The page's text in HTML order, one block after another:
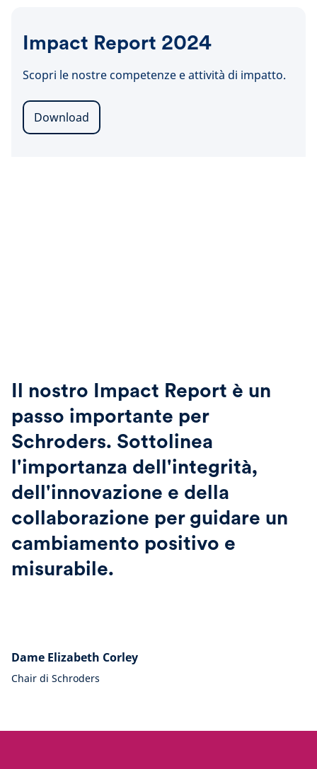
Impact Report 2024
Scopri le nostre competenze e attività di impatto.
Download
Il nostro Impact Report è un
passo importante per
Schroders. Sottolinea
l'importanza dell'integrità,
dell'innovazione e della
collaborazione per guidare un
cambiamento positivo e
misurabile.
Dame Elizabeth Corley
Chair di Schroders